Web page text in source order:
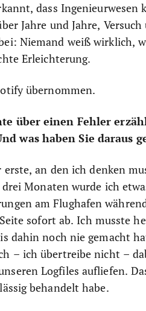
dass Ingenieurwesen
Jahre und Jahre,
Niemand weiß wirklich,
Erleichterung.
übernommen.
über einen Fehler
was haben Sie daraus
an den ich denken
Monaten wurde ich
am Flughafen
sofort ab. Ich musste
dahin noch nie gemacht
– ich übertreibe nicht –
Logfiles aufliefen.
behandelt habe.